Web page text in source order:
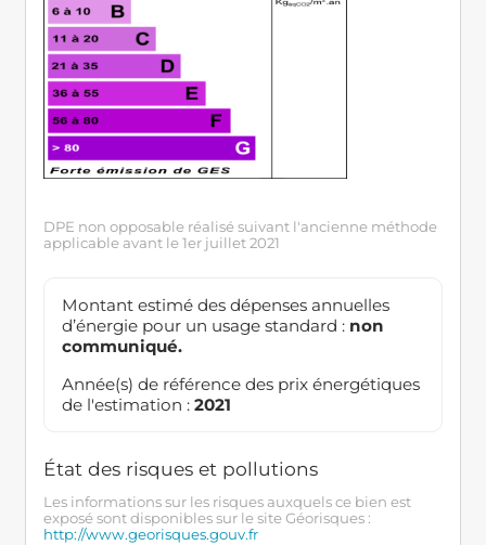
DPE non opposable réalisé suivant l'ancienne méthode
applicable avant le 1er juillet 2021
Montant estimé des dépenses annuelles
d’énergie pour un usage standard : non
communiqué.
Année(s) de référence des prix énergétiques
de l'estimation : 2021
État des risques et pollutions
Les informations sur les risques auxquels ce bien est
exposé sont disponibles sur le site Géorisques :
http://www.georisques.gouv.fr